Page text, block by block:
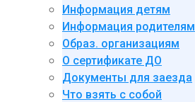
Информация детям
Информация родителям
Образ. организациям
О сертификате ДО
Документы для заезда
Что взять с собой